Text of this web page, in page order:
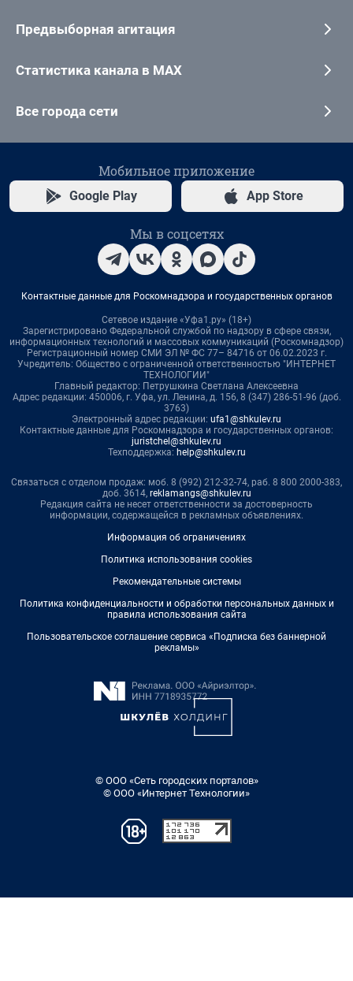
Предвыборная агитация
Статистика канала в MAX
Все города сети
Мобильное приложение
Google Play App Store
Мы в соцсетях
Контактные данные для Роскомнадзора и государственных органов
Сетевое издание «Уфа1.ру» (18+)
Зарегистрировано Федеральной службой по надзору в сфере связи,
информационных технологий и массовых коммуникаций (Роскомнадзор)
Регистрационный номер СМИ ЭЛ № ФС 77– 84716 от 06.02.2023 г.
Учредитель: Общество с ограниченной ответственностью "ИНТЕРНЕТ
ТЕХНОЛОГИИ"
Главный редактор: Петрушкина Светлана Алексеевна
Адрес редакции: 450006, г. Уфа, ул. Ленина, д. 156, 8 (347) 286-51-96 (доб.
3763)
Электронный адрес редакции: ufa1@shkulev.ru
Контактные данные для Роскомнадзора и государственных органов:
juristchel@shkulev.ru
Техподдержка: help@shkulev.ru
Связаться с отделом продаж: моб. 8 (992) 212-32-74, раб. 8 800 2000-383,
доб. 3614, reklamangs@shkulev.ru
Редакция сайта не несет ответственности за достоверность
информации, содержащейся в рекламных объявлениях.
Информация об ограничениях
Политика использования cookies
Рекомендательные системы
Политика конфиденциальности и обработки персональных данных и
правила использования сайта
Пользовательское соглашение сервиса «Подписка без баннерной
рекламы»
© ООО «Сеть городских порталов»
© ООО «Интернет Технологии»